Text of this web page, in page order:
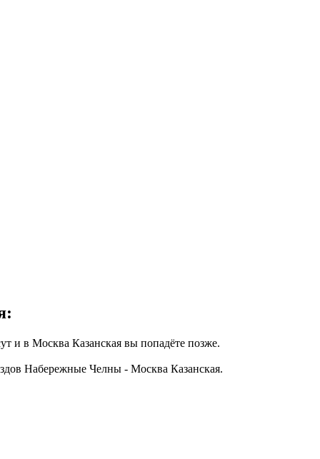
и в Москва Казанская вы попадёте позже.
Набережные Челны - Москва Казанская.